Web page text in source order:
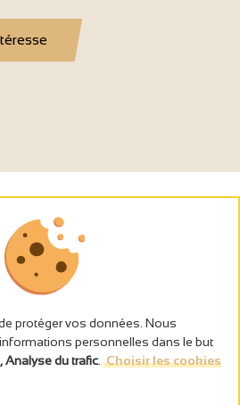
pour la santé, à consommer avec
protéger vos données. Nous
personnelles dans le but
Analyse du trafic Choisir les cookies